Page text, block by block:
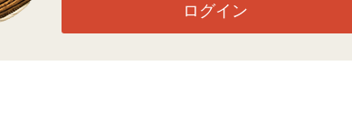
ログイン